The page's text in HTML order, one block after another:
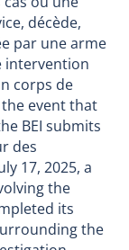
décède,
par une arme
intervention
corps de
event that
BEI submits
des
17, 2025, a
the
its
the